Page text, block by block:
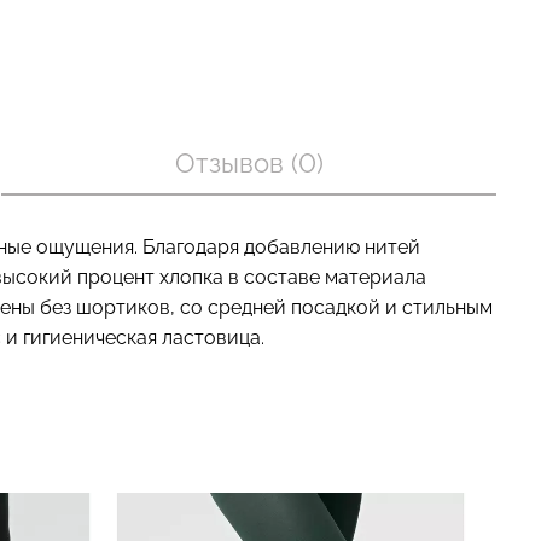
Отзывов (0)
ощущения. Благодаря добавлению нитей
процент хлопка в составе материала
без шортиков, со средней посадкой и стильным
ластовица.
CAMI TOP RIB black (черный)
Giulia